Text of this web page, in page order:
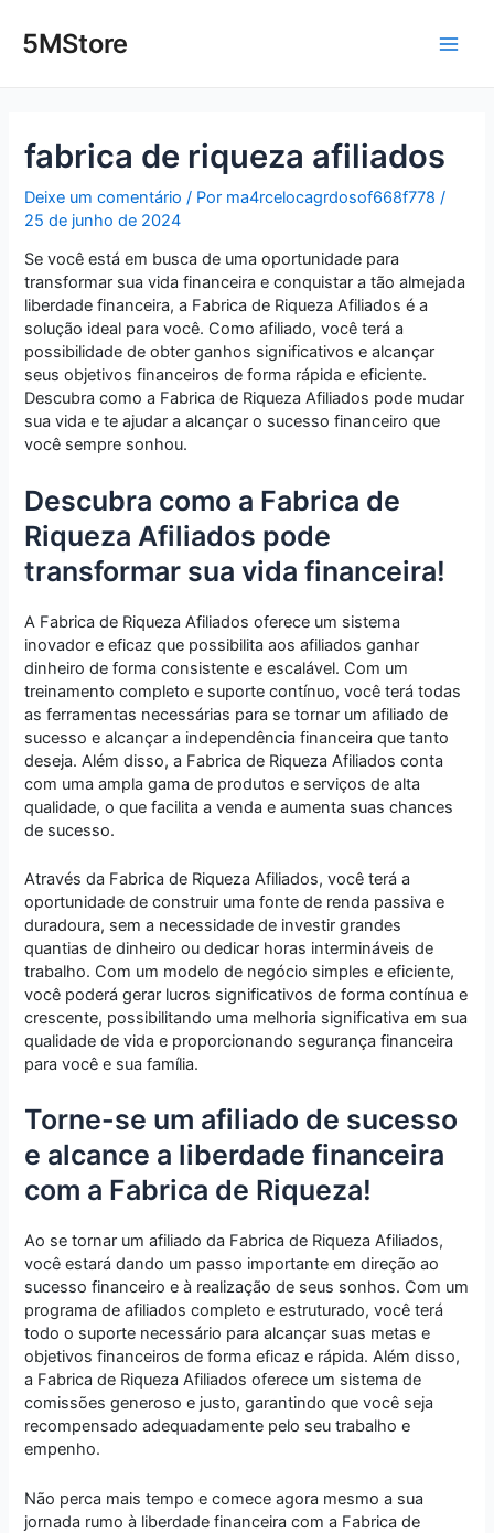
para5MStore
fabrica de riqueza afiliados
Deixe um comentário / Por ma4rcelocagrdosof668f778/
25 de junho de 2024
Se você está em busca de uma oportunidade para
transformar sua vida financeira e conquistar a tão almejada
liberdade financeira, a Fabrica de Riqueza Afiliados é a
solução ideal para você. Como afiliado, você terá a
possibilidade de obter ganhos significativos e alcançar
seus objetivos financeiros de forma rápida e eficiente.
Descubra como a Fabrica de Riqueza Afiliados pode mudar
sua vida e te ajudar a alcançar o sucesso financeiro que
você sempre sonhou.
Descubra como a Fabrica de
Riqueza Afiliados pode
transformar sua vida financeira!
A Fabrica de Riqueza Afiliados oferece um sistema
inovador e eficaz que possibilita aos afiliados ganhar
dinheiro de forma consistente e escalável. Com um
treinamento completo e suporte contínuo, você terá todas
as ferramentas necessárias para se tornar um afiliado de
sucesso e alcançar a independência financeira que tanto
deseja. Além disso, a Fabrica de Riqueza Afiliados conta
com uma ampla gama de produtos e serviços de alta
qualidade, o que facilita a venda e aumenta suas chances
de sucesso.
Através da Fabrica de Riqueza Afiliados, você terá a
oportunidade de construir uma fonte de renda passiva e
duradoura, sem a necessidade de investir grandes
quantias de dinheiro ou dedicar horas intermináveis de
trabalho. Com um modelo de negócio simples e eficiente,
você poderá gerar lucros significativos de forma contínua e
crescente, possibilitando uma melhoria significativa em sua
qualidade de vida e proporcionando segurança financeira
para você e sua família.
Torne-se um afiliado de sucesso
e alcance a liberdade financeira
com a Fabrica de Riqueza!
Ao se tornar um afiliado da Fabrica de Riqueza Afiliados,
você estará dando um passo importante em direção ao
sucesso financeiro e à realização de seus sonhos. Com um
programa de afiliados completo e estruturado, você terá
todo o suporte necessário para alcançar suas metas e
objetivos financeiros de forma eficaz e rápida. Além disso,
a Fabrica de Riqueza Afiliados oferece um sistema de
comissões generoso e justo, garantindo que você seja
recompensado adequadamente pelo seu trabalho e
empenho.
Não perca mais tempo e comece agora mesmo a sua
jornada rumo à liberdade financeira com a Fabrica de
navigation